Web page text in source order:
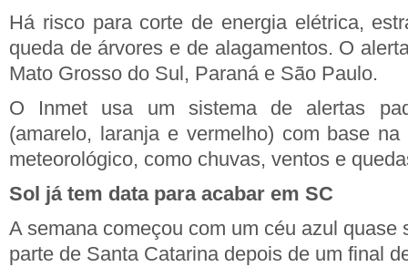
Há risco para corte de energia elétrica,
queda de árvores e de alagamentos. O
Mato Grosso do Sul, Paraná e São Paulo.
O Inmet usa um sistema de alertas
(amarelo, laranja e vermelho) com base
meteorológico, como chuvas, ventos e
Sol já tem data para acabar em SC
A semana começou com um céu azul quase
parte de Santa Catarina depois de um final